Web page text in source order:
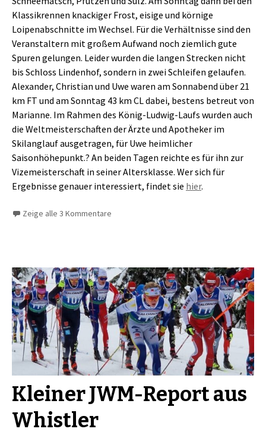
Klassikrennen knackiger Frost, eisige und körnige
Loipenabschnitte im Wechsel. Für die Verhältnisse sind den
Veranstaltern mit großem Aufwand noch ziemlich gute
Spuren gelungen. Leider wurden die langen Strecken nicht
bis Schloss Lindenhof, sondern in zwei Schleifen gelaufen.
Alexander, Christian und Uwe waren am Sonnabend über 21
km FT und am Sonntag 43 km CL dabei, bestens betreut von
Marianne. Im Rahmen des König-Ludwig-Laufs wurden auch
die Weltmeisterschaften der Ärzte und Apotheker im
Skilanglauf ausgetragen, für Uwe heimlicher
Saisonhöhepunkt.? An beiden Tagen reichte es für ihn zur
Vizemeisterschaft in seiner Altersklasse. Wer sich für
Ergebnisse genauer interessiert, findet sie hier.
Zeige alle 3 Kommentare
Kleiner JWM-Report aus
Whistler